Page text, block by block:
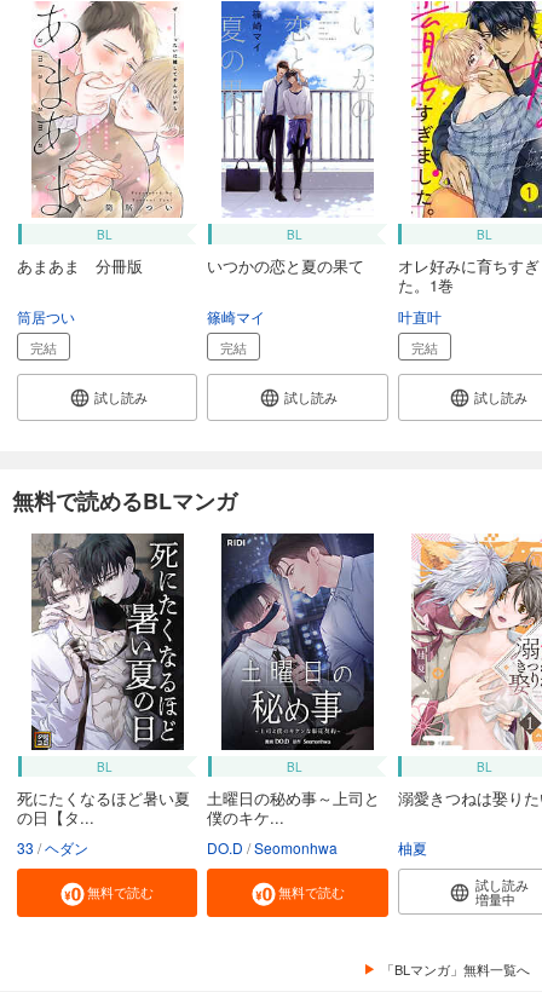
BL
あまあま 分冊版
筒居つい
完結
試し読み
BL
いつかの恋と夏の果て
篠崎マイ
完結
試し読み
BL
オレ好みに育ちす
た。1巻
叶直叶
完結
試し読み
無料で読めるBLマンガ
BL
死にたくなるほど暑い夏
の日【タ...
33 ヘダン
無料で読む
BL
土曜日の秘め事～上司と
僕のキケ...
DO.D Seomonhwa
無料で読む
BL
溺愛きつねは娶り
柚夏
試し読み
増量中
「BLマンガ」無料一覧へ